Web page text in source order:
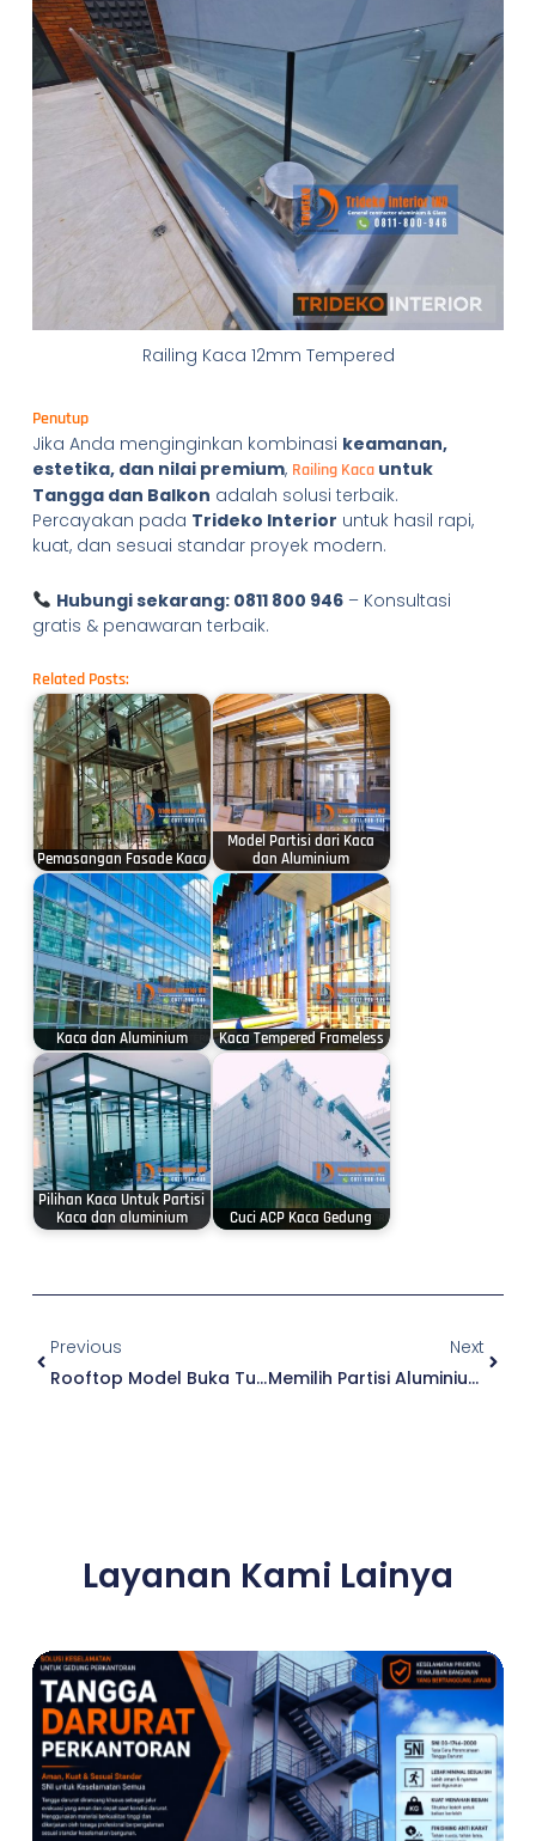
Railing Kaca 12mm Tempered
Penutup
Jika Anda menginginkan kombinasi keamanan,
estetika, dan nilai premium, Railing Kacauntuk
Tangga dan Balkon adalah solusi terbaik.
Percayakan pada Trideko Interior untuk hasil rapi,
kuat, dan sesuai standar proyek modern.
Hubungi sekarang: 0811 800 946– Konsultasi
gratis & penawaran terbaik.
Related Posts:
Pemasangan Fasade Kaca
Model Partisi dari Kaca
dan Aluminium
Kaca dan Aluminium Kaca Tempered Frameless
Pilihan Kaca Untuk Partisi
Kaca dan aluminium
Cuci ACP Kaca Gedung
Previous
Rooftop Model Buka Tutup
Next
Memilih Partisi Aluminium Kaca
Layanan Kami Lainya